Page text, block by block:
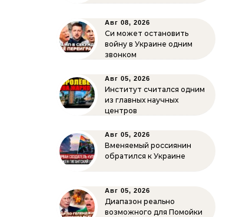
Авг 08, 2026
Си может остановить
войну в Украине одним
звонком
Авг 05, 2026
Институт считался одним
из главных научных
центров
Авг 05, 2026
Вменяемый россиянин
обратился к Украине
Авг 05, 2026
Диапазон реально
возможного для Помойки